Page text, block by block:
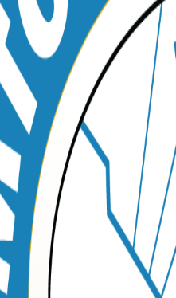
Grande
incluyendo el
autos en Managua.
incluyendo el aeropuerto